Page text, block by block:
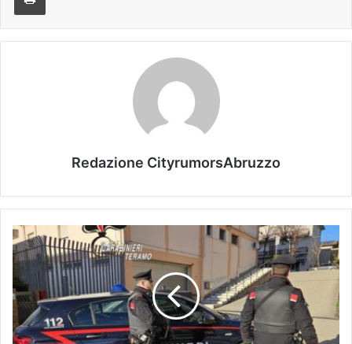
Redazione CityrumorsAbruzzo